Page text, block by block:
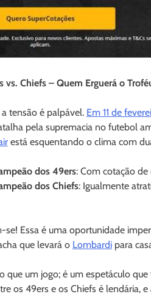
vs. Chiefs – Quem Erguerá o
tensão é palpável. Em 11 de
pela supremacia no futebol
está esquentando o clima com
dos 49ers: Com cotação de
dos Chiefs: Igualmente
se! Essa é uma oportunidade
que levará o Lombardipara
que um jogo; é um espetáculo
os 49ers e os Chiefs é lendária,